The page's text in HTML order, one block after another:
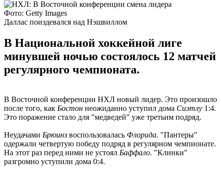
Фото: Getty Images
Даллас поиздевался над Нэшвиллом
В Национальной хоккейной лиге
минувшей ночью состоялось 12 матчей
регулярного чемпионата.
В Восточной конференции НХЛ новый лидер. Это произошло
после того, как Бостон неожиданно уступил дома Сиэтлу 1:4.
Это поражение стало для "медведей" уже третьим подряд.
Неудачами Брюинз воспользовалась Флорида. "Пантеры"
одержали четвертую победу подряд в регулярном чемпионате.
На этот раз перед ними не устоял Баффало. "Клинки"
разгромно уступили дома 0:4.